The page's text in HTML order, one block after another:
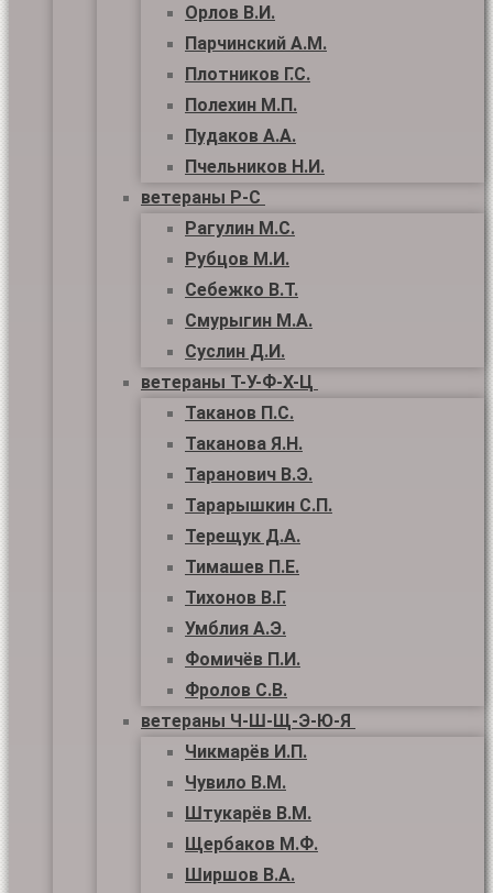
Орлов В.И.
Парчинский А.М.
Плотников Г.С.
Полехин М.П.
Пудаков А.А.
Пчельников Н.И.
ветераны Р-С
Рагулин М.С.
Рубцов М.И.
Себежко В.Т.
Смурыгин М.А.
Суслин Д.И.
ветераны Т-У-Ф-Х-Ц
Таканов П.С.
Таканова Я.Н.
Таранович В.Э.
Тарарышкин С.П.
Терещук Д.А.
Тимашев П.Е.
Тихонов В.Г.
Умблия А.Э.
Фомичёв П.И.
Фролов С.В.
ветераны Ч-Ш-Щ-Э-Ю-Я
Чикмарёв И.П.
Чувило В.М.
Штукарёв В.М.
Щербаков М.Ф.
Ширшов В.А.